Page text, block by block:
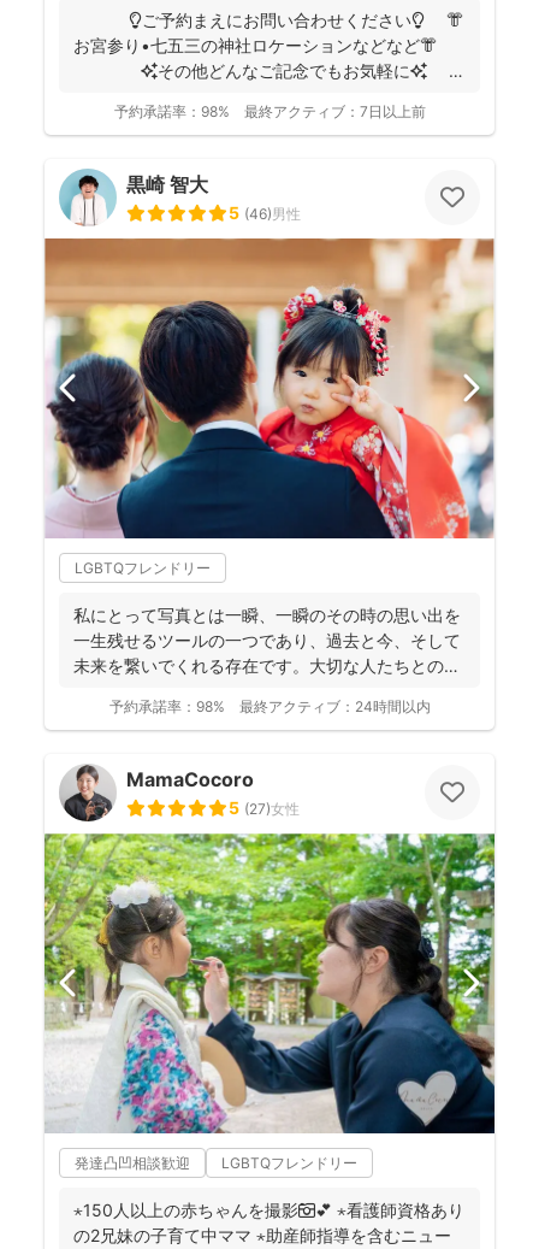
💡ご予約まえにお問い合わせください💡 👘
お宮参り•七五三の神社ロケーションなどなど👘
✨その他どんなご記念でもお気軽に✨
予約承諾率： 98% 最終アクティブ： 7日以上前
黒崎 智大
5 (46)男性
LGBTQフレンドリー
私にとって写真とは一瞬、一瞬のその時の思い出を
一生残せるツールの一つであり、過去と今、そして
未来を繋いでくれる存在です。大切な人たちとの写
予約承諾率： 98% 最終アクティブ： 24時間以内
MamaCocoro
5 (27)女性
発達凸凹相談歓迎 LGBTQフレンドリー
⋆150人以上の赤ちゃんを撮影📷💕 ⋆看護師資格あり
の2兄妹の子育て中ママ ⋆助産師指導を含むニュー